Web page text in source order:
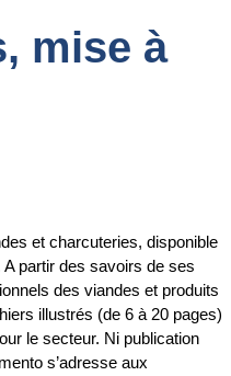
mise à
et charcuteries, disponible
partir des savoirs de ses
des viandes et produits
illustrés (de 6 à 20 pages)
le secteur. Ni publication
s’adresse aux